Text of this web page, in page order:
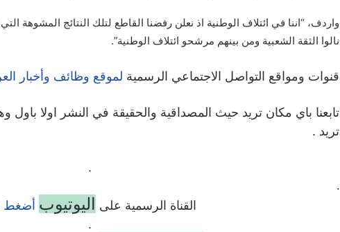
واردف، “اننا في ائتلاف الوطنية اذ نعلن رفضنا القاطع لتلك النتائج المشوهة
نالوا الثقة الشعبية ومن بينهم مرشحو ائتلاف الوطنية”.
قنوات ومواقع التواصل الاجتماعي الرسمية لموقع وظائف وأخبار
تابعنا باي مكان تريد حيث المصداقية والحقيقة في النشر اولا باول
تريد .
.
.
القناة الرسمية على اليوتيوب أضغط
.